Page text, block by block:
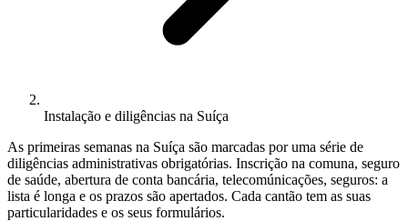
Instalação e diligências na Suíça
As primeiras semanas na Suíça são marcadas por uma série de
diligências administrativas obrigatórias. Inscrição na comuna, seguro
de saúde, abertura de conta bancária, telecomúnicações, seguros: a
lista é longa e os prazos são apertados. Cada cantão tem as suas
particularidades e os seus formulários.